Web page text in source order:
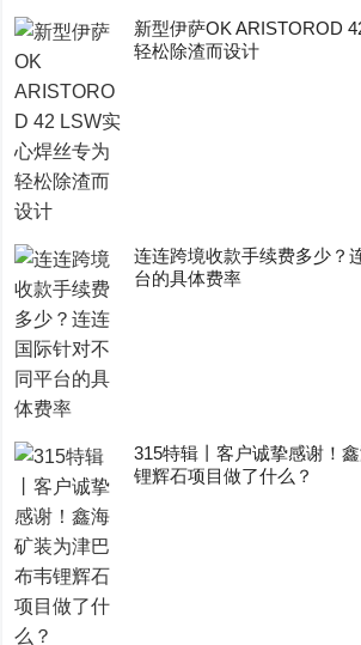
新型伊萨OK ARISTOROD
轻松除渣而设计
连连跨境收款手续费多少？
台的具体费率
315特辑丨客户诚挚感谢！
锂辉石项目做了什么？